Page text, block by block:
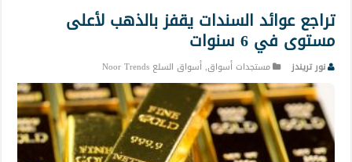
تراجع عوائد السندات يقفز بالذهب لأعلى
مستوى في 6 سنوات
نور تريندز مستجدات أسواق,أسواق السلع Noor Trends